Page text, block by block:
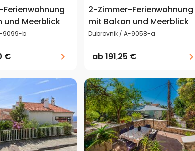
und Meerblick
9099-b
€
2-Zimmer-Ferienwohnung
mit Balkon und Meerblick
Dubrovnik / A-9058-a
ab191,25 €